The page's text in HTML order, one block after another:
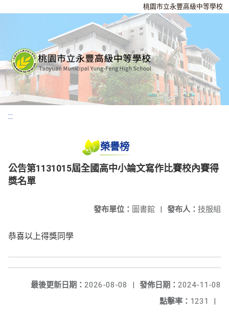
桃園市立永豐高級中等學校
:::
榮譽榜
公告第1131015屆全國高中小論文寫作比賽校內賽得
獎名單
發布人： 技服組
發布單位： 圖書館 |
恭喜以上得獎同學
發佈日期： 2024-11-08
最後更新日期： 2026-08-08
|
點擊率： 1231 |